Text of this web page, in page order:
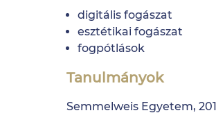
digitális fogászat
esztétikai fogászat
fogpótlások
Tanulmányok
Semmelweis Egyetem,